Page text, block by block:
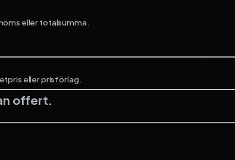
eller totalsumma.
eller prisförlag.
offert.